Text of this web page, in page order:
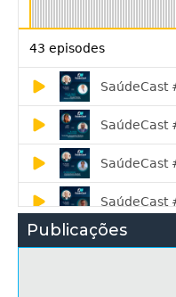
Publicações